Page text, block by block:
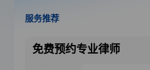
服务推荐
免费预约专业律师